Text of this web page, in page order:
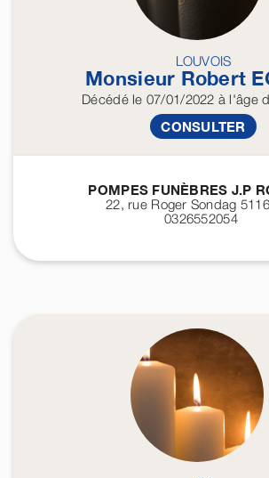
LOUVOIS
Monsieur Robert
Décédéle 07/01/2022 à l'âge
CONSULTER
POMPES FUNÈBRES J.P
22, rue Roger Sondag
0326552054